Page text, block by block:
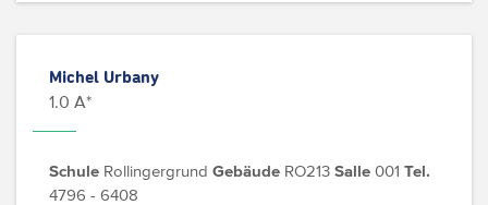
Michel Urbany
1.0 A*
Schule Rollingergrund Gebäude RO213 Salle 001 Tel.
4796 - 6408